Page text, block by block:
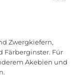
Zwergkiefern,
Färberginster. Für
Akebien und